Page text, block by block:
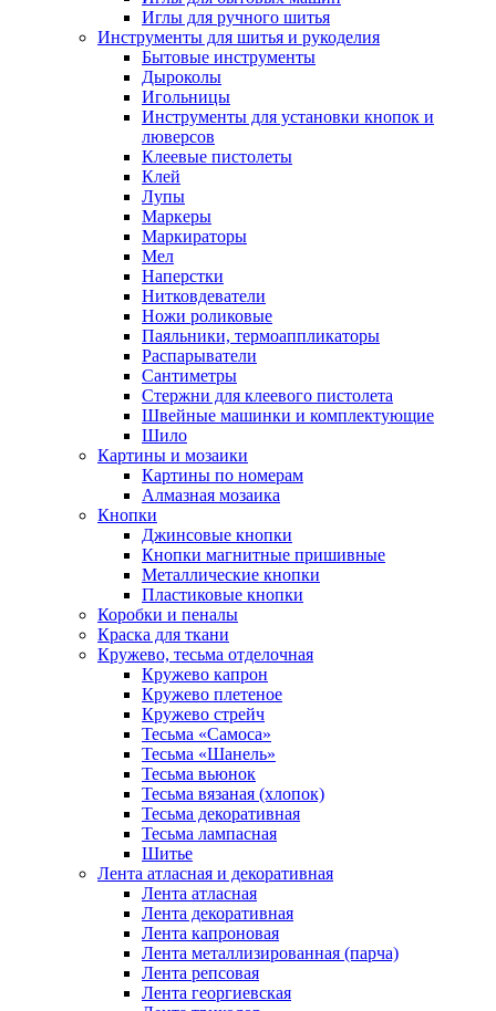
Иглы для ручного шитья
Инструменты для шитья и рукоделия
Бытовые инструменты
Дыроколы
Игольницы
Инструменты для установки кнопок и
люверсов
Клеевые пистолеты
Клей
Лупы
Маркеры
Маркираторы
Мел
Наперстки
Нитковдеватели
Ножи роликовые
Паяльники, термоаппликаторы
Распарыватели
Сантиметры
Стержни для клеевого пистолета
Швейные машинки и комплектующие
Шило
Картины и мозаики
Картины по номерам
Алмазная мозаика
Кнопки
Джинсовые кнопки
Кнопки магнитные пришивные
Металлические кнопки
Пластиковые кнопки
Коробки и пеналы
Краска для ткани
Кружево, тесьма отделочная
Кружево капрон
Кружево плетеное
Кружево стрейч
Тесьма «Самоса»
Тесьма «Шанель»
Тесьма вьюнок
Тесьма вязаная (хлопок)
Тесьма декоративная
Тесьма лампасная
Шитье
Лента атласная и декоративная
Лента атласная
Лента декоративная
Лента капроновая
Лента металлизированная (парча)
Лента репсовая
Лента георгиевская